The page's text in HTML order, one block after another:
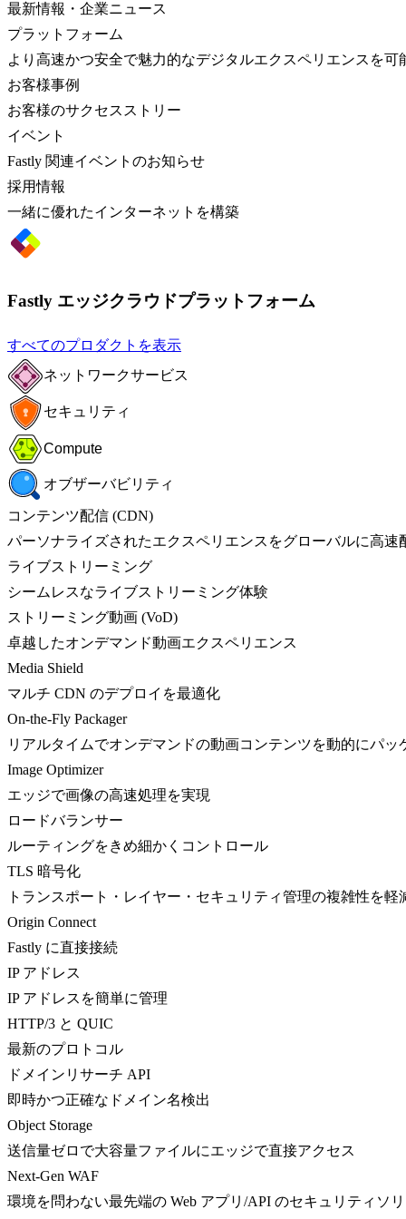
最新情報・企業ニュース
プラットフォーム
より高速かつ安全で魅力的なデジタルエクスペリエンスを可
お客様事例
お客様のサクセスストリー
イベント
Fastly 関連イベントのお知らせ
採用情報
一緒に優れたインターネットを構築
Fastly エッジクラウドプラットフォーム
すべてのプロダクトを表示
ネットワークサービス
セキュリティ
Compute
オブザーバビリティ
コンテンツ配信 (CDN)
パーソナライズされたエクスペリエンスをグローバルに高速
ライブストリーミング
シームレスなライブストリーミング体験
ストリーミング動画 (VoD)
卓越したオンデマンド動画エクスペリエンス
Media Shield
マルチ CDN のデプロイを最適化
On-the-Fly Packager
リアルタイムでオンデマンドの動画コンテンツを動的にパッ
Image Optimizer
エッジで画像の高速処理を実現
ロードバランサー
ルーティングをきめ細かくコントロール
TLS 暗号化
トランスポート・レイヤー・セキュリティ管理の複雑性を軽
Origin Connect
Fastly に直接接続
IP アドレス
IP アドレスを簡単に管理
HTTP/3 と QUIC
最新のプロトコル
ドメインリサーチ API
即時かつ正確なドメイン名検出
Object Storage
送信量ゼロで大容量ファイルにエッジで直接アクセス
Next-Gen WAF
環境を問わない最先端の Web アプリ/API のセキュリティソ